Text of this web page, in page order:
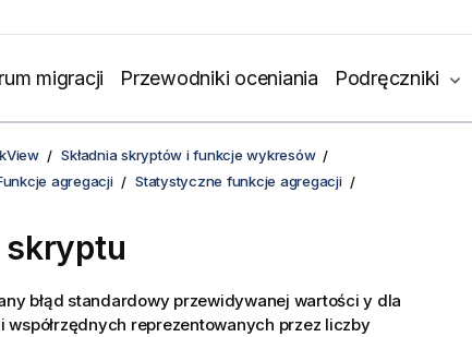
migracji Przewodniki oceniania Podręczniki
Składnia skryptów i funkcje wykresów
agregacji Statystyczne funkcje agregacji
błąd standardowy przewidywanej wartości y dla
reprezentowanych przez liczby